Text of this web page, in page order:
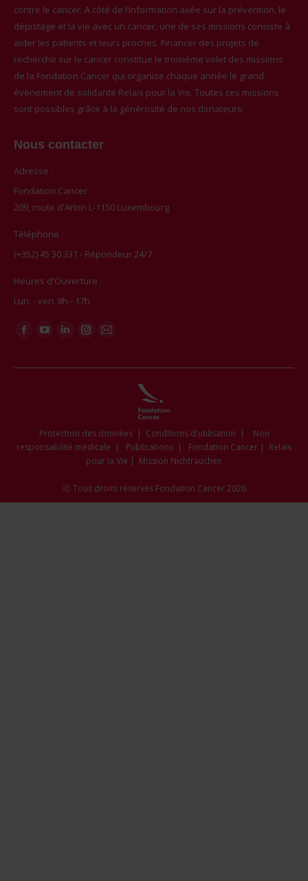
contre le cancer. A côté de l’information axée sur la prévention, le
dépistage et la vie avec un cancer, une de ses missions consiste à
aider les patients et leurs proches. Financer des projets de
recherche sur le cancer constitue le troisième volet des missions
de la Fondation Cancer qui organise chaque année le grand
évènement de solidarité Relais pour la Vie. Toutes ces missions
sont possibles grâce à la générosité de nos donateurs.
Nous contacter
Adresse :
Fondation Cancer
209, route d'Arlon L-1150 Luxembourg
Téléphone :
(+352) 45 30 331 - Répondeur 24/7
Heures d'Ouverture :
Lun. - ven. 8h - 17h
Trouvez nous sur :
windowwindow
LinkedIn
window
Instagram
windowwindow
Protection des données| Conditions d'utilisation |
Non
responsabilité médicale | Publications | Fondation Cancer | Relais
pour la Vie | Mission Nichtrauchen
ⓒ Tous droits réservés Fondation Cancer 2026